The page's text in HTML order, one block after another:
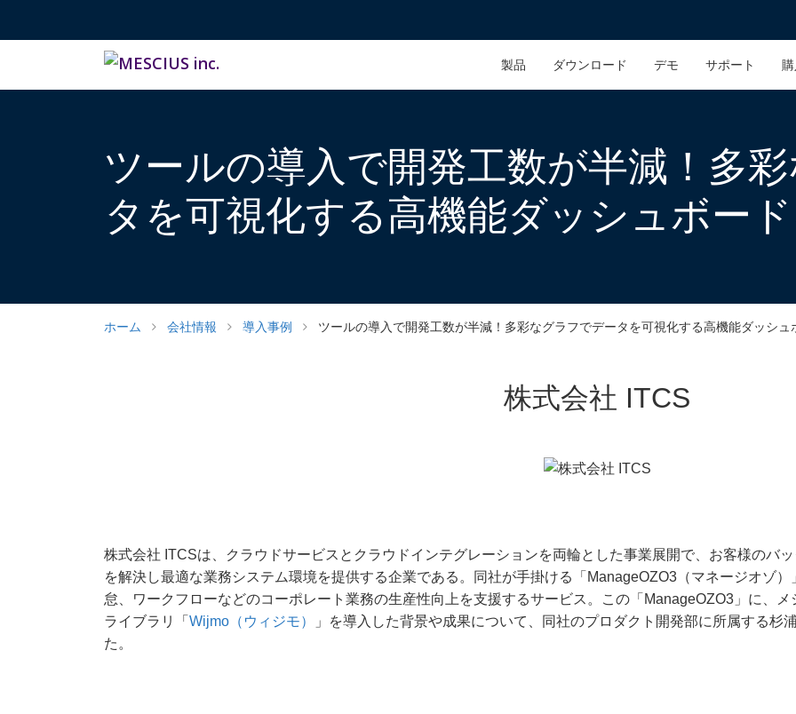
製品 ダウンロード デモ サポート
ツールの導入で開発工数が半減！多
タを可視化する高機能ダッシュボー
ホーム 会社情報 導入事例 ツールの導入で開発工数が半減！多彩なグラフでデータを可視化する高機能ダッシュ
株式会社 ITCS
株式会社 ITCSは、クラウドサービスとクラウドインテグレーションを両輪とした事業展開で、お客様のバ
を解決し最適な業務システム環境を提供する企業である。同社が手掛ける「ManageOZO3（マネージオゾ）
怠、ワークフローなどのコーポレート業務の生産性向上を支援するサービス。この「ManageOZO3」に、
ライブラリ「 Wijmo（ウィジモ）
」を導入した背景や成果について、同社のプロダクト開発部に所属する杉
た。